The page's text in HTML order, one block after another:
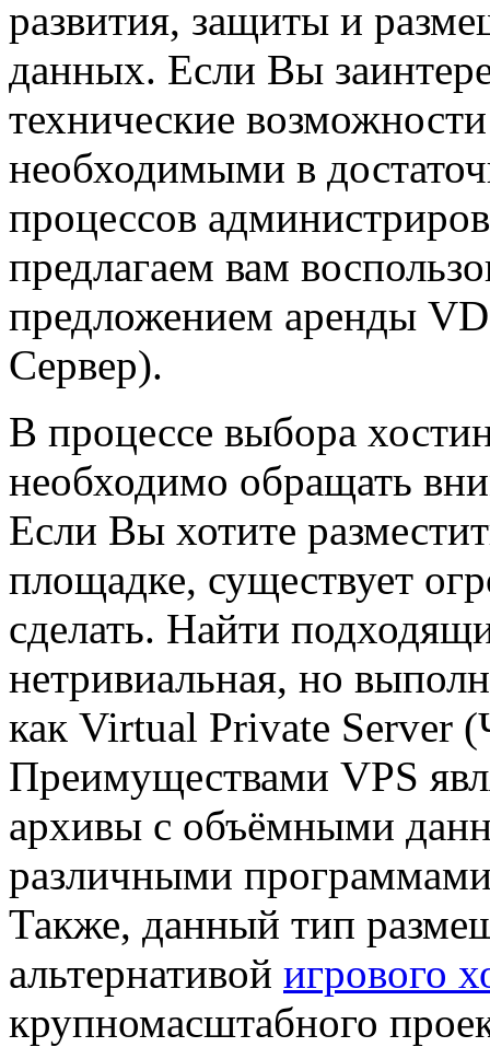
развития, защиты и
данных. Если Вы
технические
необходимыми в
процессов
предлагаем вам
предложением аренды
Сервер).
В процессе выбора
необходимо обращать
Если Вы хотите
площадке, существует
сделать. Найти
нетривиальная, но
как Virtual Private Server
Преимуществами VPS
архивы с объёмными
различными
Также, данный тип
альтернативой игрового
крупномасштабного